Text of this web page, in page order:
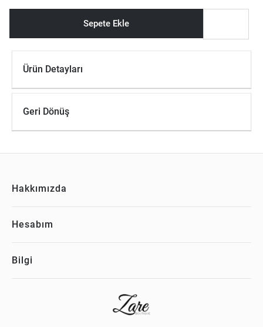
Sepete Ekle
Ürün Detayları
Geri Dönüş
Hakkımızda
Hesabım
Bilgi